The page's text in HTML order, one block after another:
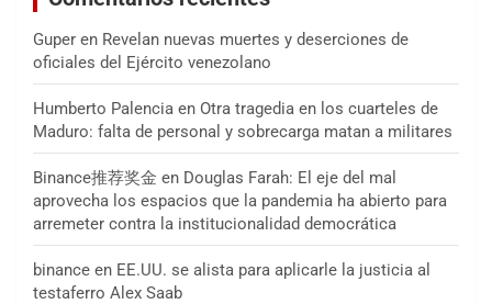
Guper en Revelan nuevas muertes y deserciones de
oficiales del Ejército venezolano
Humberto Palencia en Otra tragedia en los cuarteles de
Maduro: falta de personal y sobrecarga matan a militares
Binance推荐奖金 en Douglas Farah: El eje del mal
aprovecha los espacios que la pandemia ha abierto para
arremeter contra la institucionalidad democrática
binance en EE.UU. se alista para aplicarle la justicia al
testaferro Alex Saab